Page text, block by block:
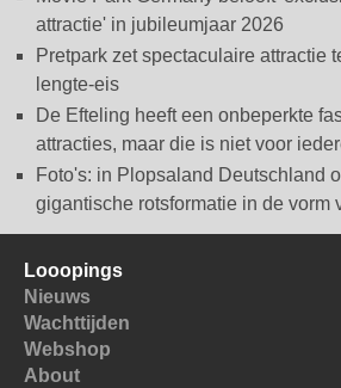
attractie' in jubileumjaar 2026
Pretpark zet spectaculaire attractie
lengte-eis
De Efteling heeft een onbeperkte
attracties, maar die is niet voor
Foto's: in Plopsaland Deutschland
gigantische rotsformatie in de vorm
Looopings
Nieuws
Wachttijden
Webshop
About